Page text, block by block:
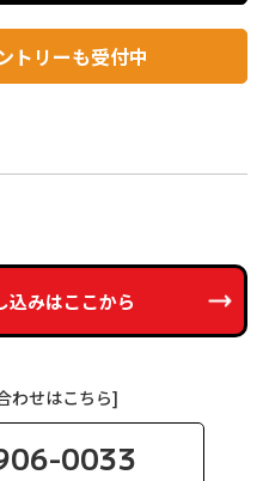
トリーも受付中
込みはここから
わせはこちら]
0033